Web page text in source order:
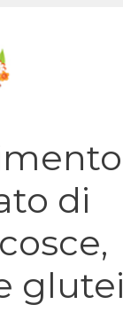
di
glutei